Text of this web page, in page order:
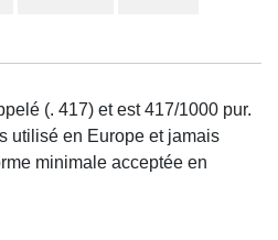
(. 417) et est 417/1000 pur.
utilisé en Europe et jamais
minimale acceptée en